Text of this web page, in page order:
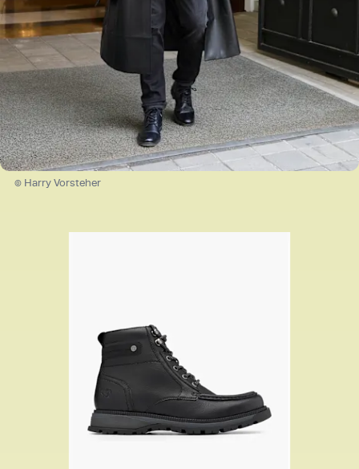
© Harry Vorsteher